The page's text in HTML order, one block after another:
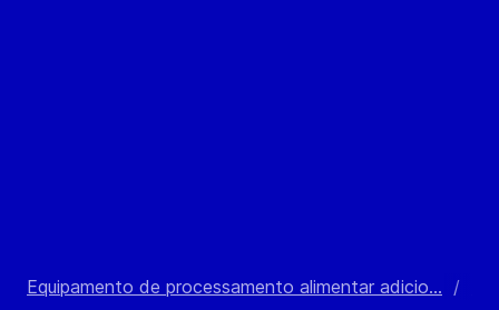
Equipamento de processamento alimentar adicio... /